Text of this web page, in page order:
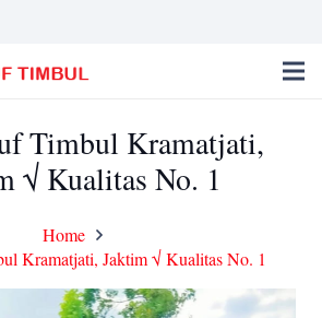
Timbul Kramatjati,
√ Kualitas No. 1
Home
Kramatjati, Jaktim √ Kualitas No. 1